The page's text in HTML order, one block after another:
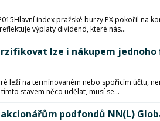
index pražské burzy PX pokořil na
výplaty dividend, které nás...
lze i nákupem jednoho
leží na termínovaném nebo spořicím účtu,
stavem něco udělat, musí se...
akcionářům podfondů NN(L)